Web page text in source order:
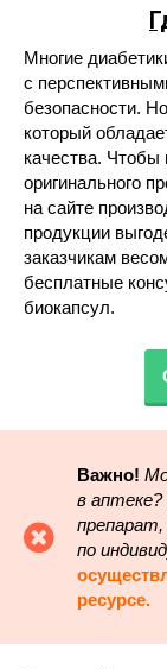
Многие
с
безопасности.
который
качества. Чтобы
оригинального
на сайте
продукции
заказчикам
бесплатные
биокапсул.
Важно!
в аптеке
по
ресурсе.